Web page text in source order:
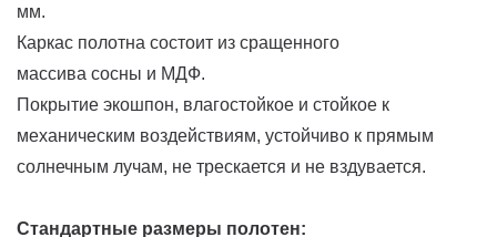
мм.
Каркас полотна состоит из сращенного
массива сосны и МДФ.
Покрытие экошпон, влагостойкое и стойкое к
механическим воздействиям, устойчиво к прямым
солнечным лучам, не трескается и не вздувается.
Стандартные размеры полотен: